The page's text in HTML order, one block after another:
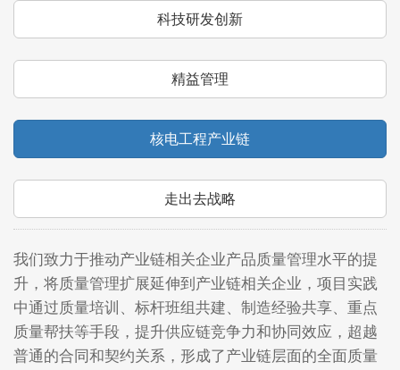
科技研发创新
精益管理
核电工程产业链
走出去战略
我们致力于推动产业链相关企业产品质量管理水平的提
升，将质量管理扩展延伸到产业链相关企业，项目实践
中通过质量培训、标杆班组共建、制造经验共享、重点
质量帮扶等手段，提升供应链竞争力和协同效应，超越
普通的合同和契约关系，形成了产业链层面的全面质量